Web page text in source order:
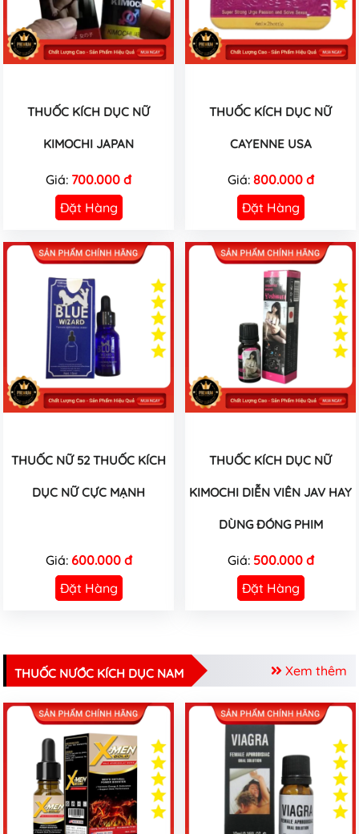
THUỐC KÍCH DỤC NỮ
KIMOCHI JAPAN
Giá: 700.000 đ
Đặt Hàng
THUỐC KÍCH DỤC NỮ
CAYENNE USA
Giá: 800.000 đ
Đặt Hàng
THUỐC NỮ 52 THUỐC KÍCH
DỤC NỮ CỰC MẠNH
Giá: 600.000 đ
Đặt Hàng
THUỐC KÍCH DỤC NỮ
KIMOCHI DIỄN VIÊN JAV HAY
DÙNG ĐÓNG PHIM
Giá: 500.000 đ
Đặt Hàng
Xem thêm
THUỐC NƯỚC KÍCH DỤC NAM